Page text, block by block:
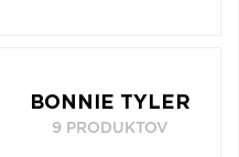
BONNIE TYLER
9 PRODUKTOV